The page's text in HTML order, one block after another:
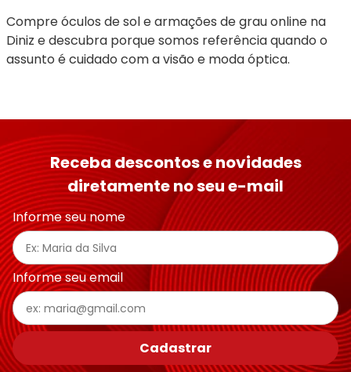
Compre óculos de sol e armações de grau online na
Diniz e descubra porque somos referência quando o
assunto é cuidado com a visão e moda óptica.
Receba descontos e novidades
diretamente no seu e-mail
Informe seu nome
Informe seu email
Cadastrar